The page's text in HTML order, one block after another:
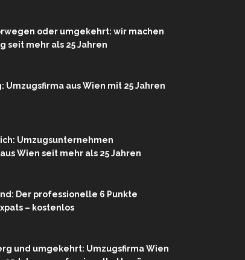
oder umgekehrt: wir machen
seit mehr als 25 Jahren
Umzugsfirma aus Wien mit 25 Jahren
Umzugsunternehmen
Wien seit mehr als 25 Jahren
Der professionelle 6 Punkte
– kostenlos
und umgekehrt: Umzugsfirma Wien